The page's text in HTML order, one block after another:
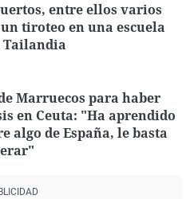
entre ellos varios
tiroteo en una escuela
Tailandia
Marruecos para haber
en Ceuta: "Ha aprendido
algo de España, le basta